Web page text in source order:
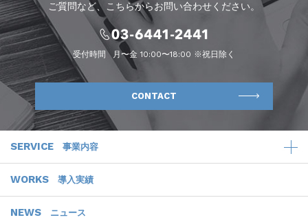
ご質問など、こちらからお問い合わせください。
受付時間 月〜金 10:00〜18:00 ※祝日除く
CONTACT
SERVICE 事業内容
WORKS 導入実績
NEWS ニュース